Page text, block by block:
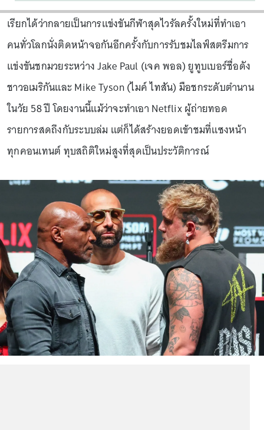
เรียกได้ว่ากลายเป็นการแข่งขันกีฬาสุดไวรัลครั้งใหม่ที่ทำเอา
คนทั่วโลกนั่งติดหน้าจอกันอีกครั้งกับการรับชมไลฟ์สตรีมการ
แข่งขันชกมวยระหว่าง Jake Paul (เจค พอล) ยูทูบเบอร์ชื่อดัง
ชาวอเมริกันและ Mike Tyson (ไมค์ ไทสัน) มือชกระดับตำนาน
ในวัย 58 ปี โดยงานนี้แม้ว่าจะทำเอา Netflix ผู้ถ่ายทอด
รายการสดถึงกับระบบล่ม แต่ก็ได้สร้างยอดเข้าชมที่แซงหน้า
ทุกคอนเทนต์ ทุบสถิติใหม่สูงที่สุดเป็นประวัติการณ์